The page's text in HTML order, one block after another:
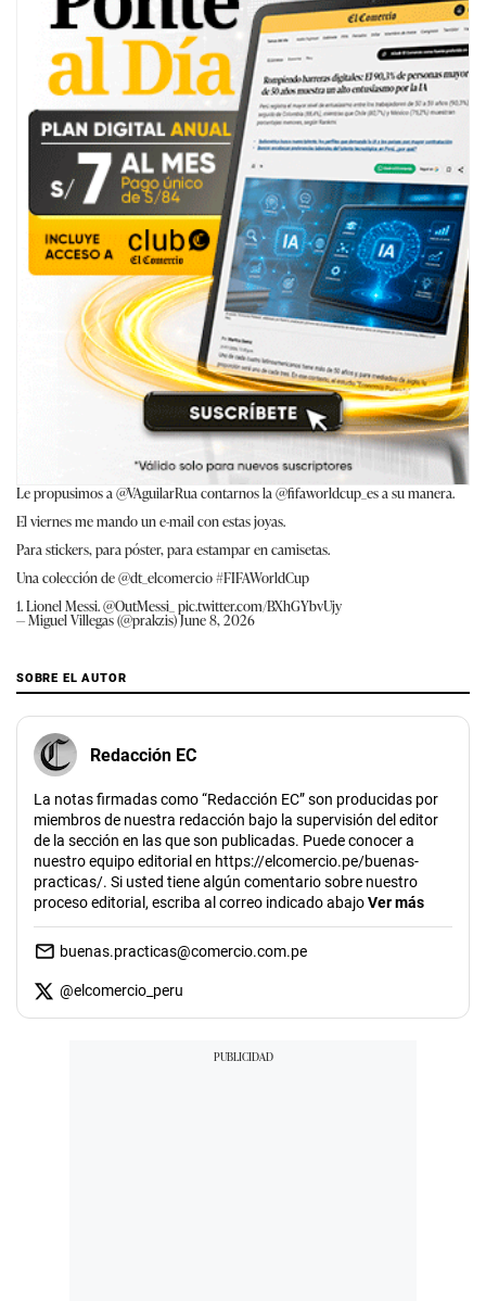
Le propusimos a@VAguilarRuacontarnos la@fifaworldcup_esa su manera.
El viernes me mando un e-mail con estas joyas.
Para stickers, para póster, para estampar en camisetas.
Una colección de@dt_elcomercio#FIFAWorldCup
1. Lionel Messi.@OutMessi_ pic.twitter.com/BXhGYbvUjy
— Miguel Villegas (@prakzis)June 8, 2026
SOBRE EL AUTOR
Redacción EC
La notas firmadas como “Redacción EC” son producidas por
miembros de nuestra redacción bajo la supervisión del editor
de la sección en las que son publicadas. Puede conocer a
nuestro equipo editorial en https://elcomercio.pe/buenas-
practicas/. Si usted tiene algún comentario sobre nuestro
proceso editorial, escriba al correo indicado abajoVer más
buenas.practicas@comercio.com.pe
@elcomercio_peru